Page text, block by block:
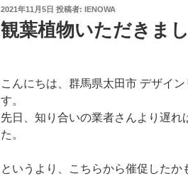
投
稿
日:
2021年11月5日 投稿者: IENOWA
観葉植物いただきまし
こんにちは、群馬県太田市 デザイ
す。
先日、知り合いの業者さんより遅
た。
というより、こちらから催促したか